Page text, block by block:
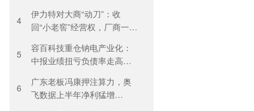
收益“保盈”
4
伊力特对大商“动刀”：收
回“小老窖”经营权，厂商一体
5
容百科技重仓钠电产业化：
中报业绩扭亏负债率走高，
6
广东老板冯康押注算力，奥
飞数据上半年净利猛增